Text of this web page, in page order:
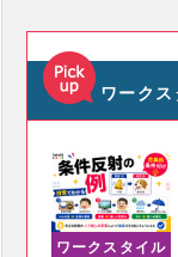
ワーク
ワークスタイル